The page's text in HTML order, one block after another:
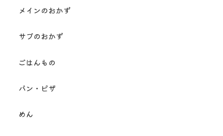
メインのおかず
サブのおかず
ごはんもの
パン・ピザ
めん